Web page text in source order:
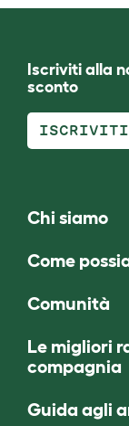
Iscriviti alla
sconto
ISCRIVITI
Chi siamo
Come
Comunità
Le migliori
compagnia
Guida agli